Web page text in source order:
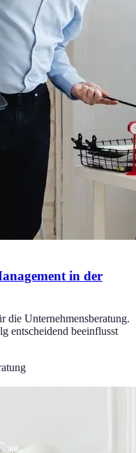
in der
die Unternehmensberatung.
entscheidend beeinflusst